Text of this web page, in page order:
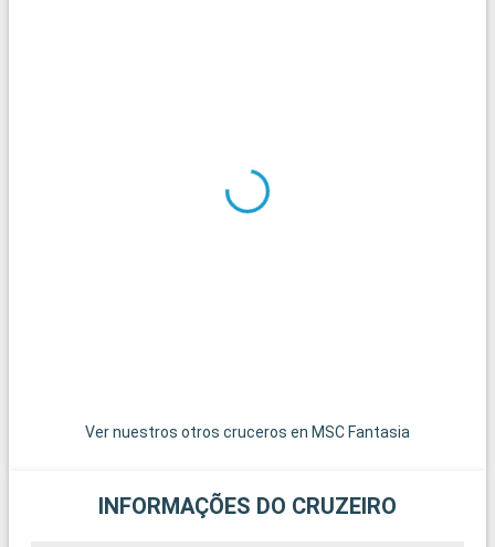
Ver nuestros otros cruceros en MSC Fantasia
INFORMAÇÕES DO CRUZEIRO